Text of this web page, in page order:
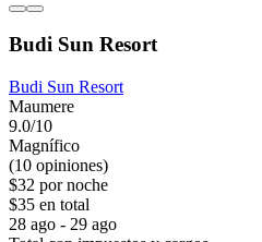
Budi Sun Resort
Budi Sun Resort
Maumere
9.0/10
Magnífico
(10 opiniones)
$32 por noche
$35 en total
28 ago - 29 ago